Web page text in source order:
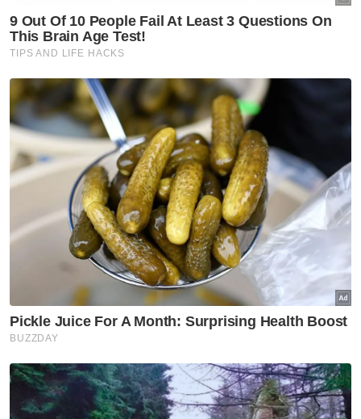
"Dia terpaksa buat keputusan kerja di sana
kerana sebelum ini sudah tiga kali
diberhentikan kerja disebabkan kerap ambil
cuti untuk menguruskan Aqil.
"Alhamdulillah gajinya lebih baik, malah
majikannya faham situasi kami," katanya.
Berita Telus & Tulus menerusi E-Mel setiap